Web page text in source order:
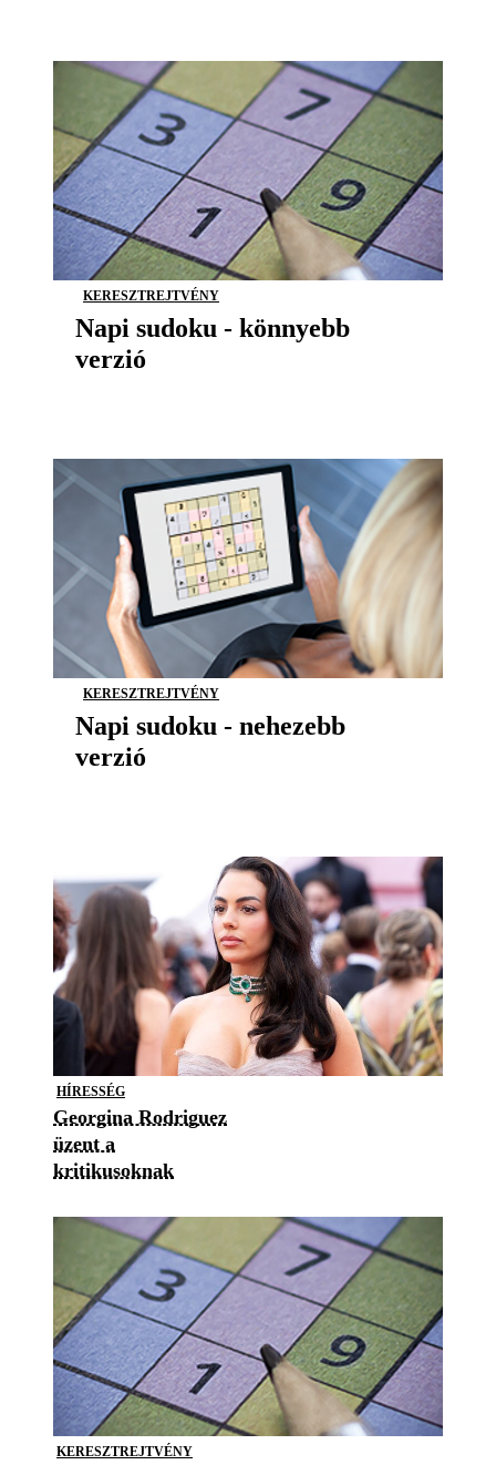
KERESZTREJTVÉNY
Napi sudoku - könnyebb
verzió
KERESZTREJTVÉNY
Napi sudoku - nehezebb
verzió
HÍRESSÉG
Georgina Rodriguez
üzent a
kritikusoknak
KERESZTREJTVÉNY